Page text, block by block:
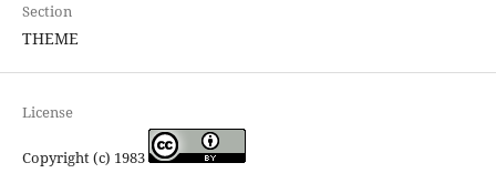
Section
THEME
License
Copyright (c) 1983